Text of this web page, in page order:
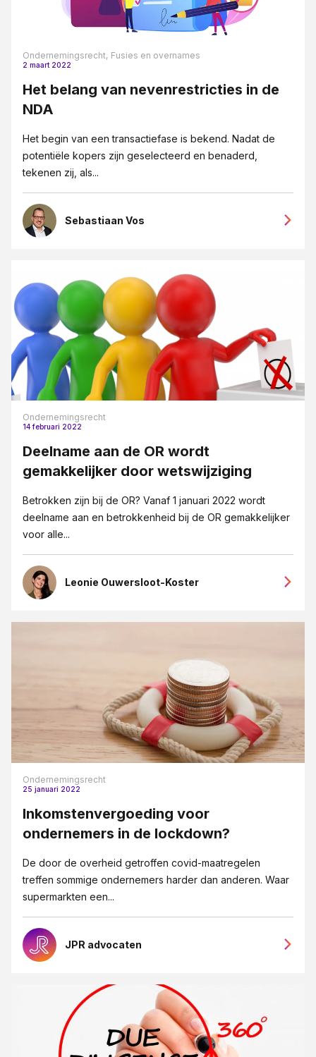
Bouw en aannemerij
Civiel bouwrecht
Contract en proces
Fusies en overnames
Grensoverschrijdendgedrag
ICT-recht
Insolventie
Intellectueel Eigendom, ICT en Privacy
Internationaal recht
Jubileum 125 jaar JPR advocaten
Letselschade
Medezeggeschap en ondernemingsraden
Mediation
MKB-bedrijven
Ondernemingsrecht
Ontslag
Ontslag op staande voet
Reorganisatie
Vastgoedrecht
Vennootschapsrecht
Verzekeringsrecht
VSO
Wet DBA
WHOA
Ziekte
Ondernemingsrecht, Fusies en overnames
2 maart 2022
Het belang van nevenrestricties in de
NDA
Het begin van een transactiefase is bekend. Nadat de
potentiële kopers zijn geselecteerd en benaderd,
tekenen zij, als...
Sebastiaan Vos
Ondernemingsrecht
14 februari 2022
Deelname aan de OR wordt
gemakkelijker door wetswijziging
Betrokken zijn bij de OR? Vanaf 1 januari 2022 wordt
deelname aan en betrokkenheid bij de OR gemakkelijker
voor alle...
Leonie Ouwersloot-Koster
Ondernemingsrecht
25 januari 2022
Inkomstenvergoeding voor
ondernemers in de lockdown?
De door de overheid getroffen covid-maatregelen
treffen sommige ondernemers harder dan anderen. Waar
supermarkten een...
JPR advocaten